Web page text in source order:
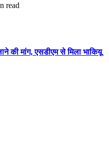
read
की मांग, एसडीएम से मिला भाकियू